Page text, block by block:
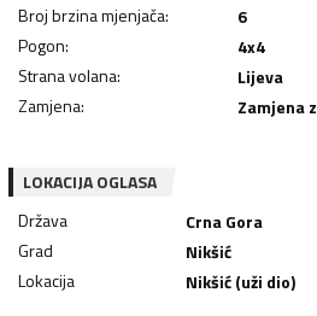
Broj brzina mjenjača:
6
Pogon:
4x4
Strana volana:
Lijeva
Zamjena: Zamjena
LOKACIJA OGLASA
Država
Crna Gora
Grad
Nikšić
Lokacija
Nikšić (uži dio)